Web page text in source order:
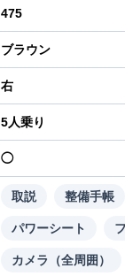
475
ブラウン
右
5人乗り
◯
取説 整備手帳
パワーシート
カメラ（全周囲）